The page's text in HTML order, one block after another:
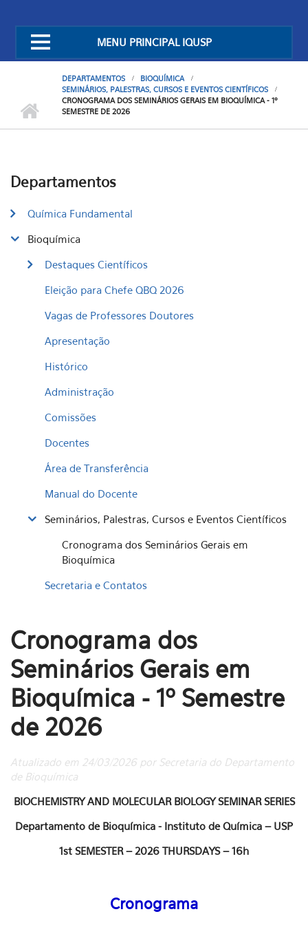
MENU PRINCIPAL IQUSP
DEPARTAMENTOS
BIOQUÍMICA
SEMINÁRIOS, PALESTRAS, CURSOS E EVENTOS CIENTÍFICOS
CRONOGRAMA DOS SEMINÁRIOS GERAIS EM BIOQUÍMICA - 1º
SEMESTRE DE 2026
Departamentos
Química Fundamental
Bioquímica
Destaques Científicos
Eleição para Chefe QBQ 2026
Vagas de Professores Doutores
Apresentação
Histórico
Administração
Comissões
Docentes
Área de Transferência
Manual do Docente
Seminários, Palestras, Cursos e Eventos Científicos
Cronograma dos Seminários Gerais em
Bioquímica
Secretaria e Contatos
Cronograma dos
Seminários Gerais em
Bioquímica - 1º Semestre
de 2026
Atualizado em 24/03/2026 por Secretaria do Departamento
de Bioquímica
BIOCHEMISTRY AND MOLECULAR BIOLOGY SEMINAR SERIES
Departamento de Bioquímica - Instituto de Química – USP
1st SEMESTER – 2026 THURSDAYS – 16h
Cronograma